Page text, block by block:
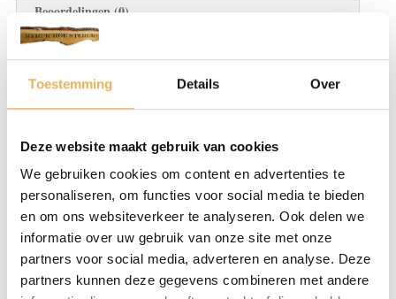
Toestemming Details Over
Deze website maakt gebruik van cookies
We gebruiken cookies om content en advertenties te
personaliseren, om functies voor social media te bieden
en om ons websiteverkeer te analyseren. Ook delen we
informatie over uw gebruik van onze site met onze
partners voor social media, adverteren en analyse. Deze
partners kunnen deze gegevens combineren met andere
Beoordelingen (0)
BESCHRIJVING
Bij Restauratieproducten bieden wij een zeer
groot aanbod aan meubelbeslag. Of u nou
een oud meubel op knapt óf juist een nieuw
meubel laat maken. Meubelbeslag is
essentieel voor deze oude tafel, kast of stoel.
We hebben diverse meubeldeurgrepen,
scharnieren of sleutelplaten die allemaal
kunnen bijdragen aan uw styling. Ga voor
antiek of juist modern met leer.